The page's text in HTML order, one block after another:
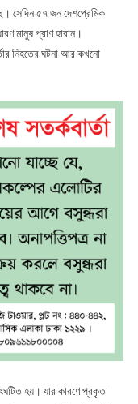
সেদিন ৫৭ জন দেশপ্রেমিক
মানুষ প্রাণ হারান।
নিহতের ঘটনা আর কখনো
হয়। যার কারণে প্রকৃত